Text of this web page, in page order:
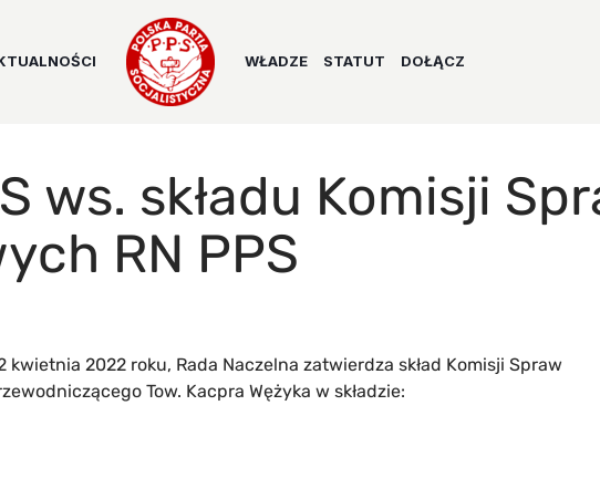
WŁADZE STATUT DOŁĄCZ
ws. składu Komisji
RN PPS
2022 roku, Rada Naczelna zatwierdza skład Komisji Spraw
Tow. Kacpra Wężyka w składzie: